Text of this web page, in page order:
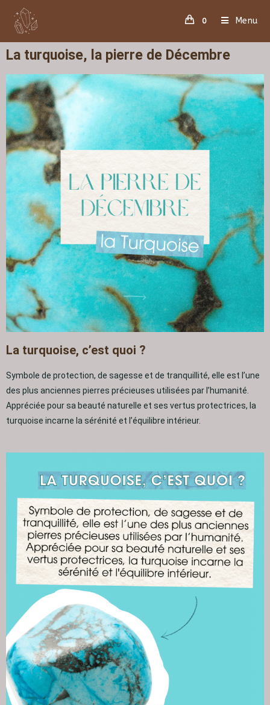
0 Menu
La turquoise, la pierre de Décembre
La turquoise, c’est quoi ?
Symbole de protection, de sagesse et de tranquillité, elle est l’une
des plus anciennes pierres précieuses utilisées par l’humanité.
Appréciée pour sa beauté naturelle et ses vertus protectrices, la
turquoise incarne la sérénité et l’équilibre intérieur.